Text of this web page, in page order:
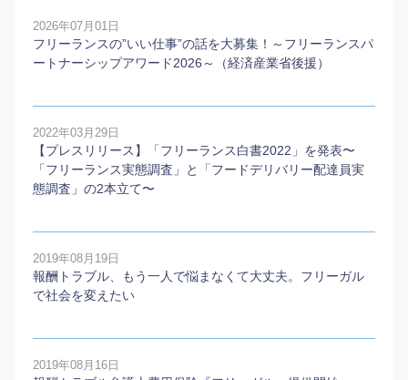
2026年07月01日
フリーランスの”いい仕事”の話を大募集！～フリーランスパ
ートナーシップアワード2026～（経済産業省後援）
2022年03月29日
【プレスリリース】「フリーランス白書2022」を発表〜
「フリーランス実態調査」と「フードデリバリー配達員実
態調査」の2本⽴て〜
2019年08月19日
報酬トラブル、もう一人で悩まなくて大丈夫。フリーガル
で社会を変えたい
2019年08月16日